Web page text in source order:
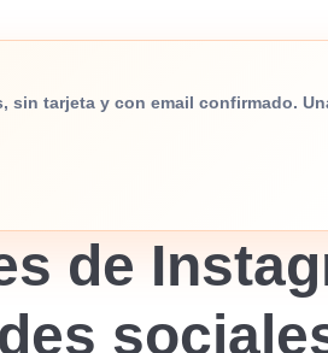
de
sin tarjeta y con email confirmado.